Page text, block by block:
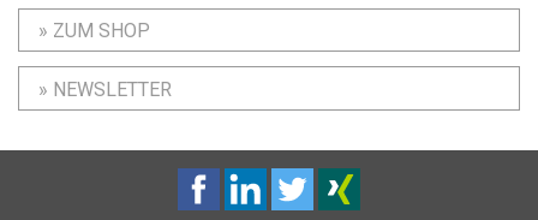
» ZUM SHOP
» NEWSLETTER